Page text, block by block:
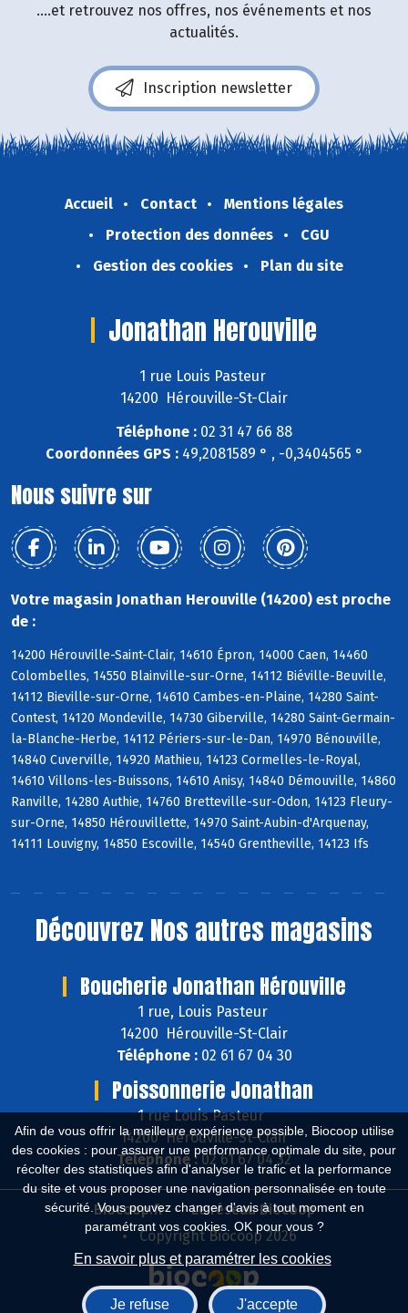
Afin de vous offrir la meilleure expérience possible, Biocoop utilise
des cookies : pour assurer une performance optimale du site, pour
récolter des statistiques afin d'analyser le trafic et la performance
du site et vous proposer une navigation personnalisée en toute
sécurité. Vous pouvez changer d'avis à tout moment en
paramétrant vos cookies. OK pour vous ?
En savoir plus et paramétrer les cookies
Je refuse J'accepte
....et retrouvez nos offres, nos événements et nos
actualités.
Inscription newsletter
Accueil Contact
Mentions légales
Protection des données
CGU
Gestion des cookies
Plan du site
Jonathan Herouville
1 rue Louis Pasteur
14200 Hérouville-St-Clair
Téléphone : 02 31 47 66 88
Coordonnées GPS :49,2081589 ° , -0,3404565 °
Nous suivre sur
Votre magasin Jonathan Herouville (14200) est proche
de :
14200 Hérouville-Saint-Clair, 14610 Épron, 14000 Caen, 14460
Colombelles, 14550 Blainville-sur-Orne, 14112 Biéville-Beuville,
14112 Bieville-sur-Orne, 14610 Cambes-en-Plaine, 14280 Saint-
Contest, 14120 Mondeville, 14730 Giberville, 14280 Saint-Germain-
la-Blanche-Herbe, 14112 Périers-sur-le-Dan, 14970 Bénouville,
14840 Cuverville, 14920 Mathieu, 14123 Cormelles-le-Royal,
14610 Villons-les-Buissons, 14610 Anisy, 14840 Démouville, 14860
Ranville, 14280 Authie, 14760 Bretteville-sur-Odon, 14123 Fleury-
sur-Orne, 14850 Hérouvillette, 14970 Saint-Aubin-d'Arquenay,
14111 Louvigny, 14850 Escoville, 14540 Grentheville, 14123 Ifs
Découvrez Nos autres magasins
Boucherie Jonathan Hérouville
1 rue, Louis Pasteur
14200 Hérouville-St-Clair
Téléphone :02 61 67 04 30
Poissonnerie Jonathan
1 rue Louis Pasteur
14200 Hérouville-St-Clair
Téléphone :02 61 67 04 32
Biocoop.fr
Le réseau Biocoop
Copyright Biocoop 2026